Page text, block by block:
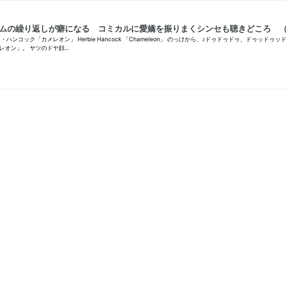
繰り返しが癖になる コミカルに愛嬌を振りまくシンセも聴きどころ （
ハンコック「カメレオン」 Herbie Hancock 「Chameleon」 のっけから、♪ドゥドゥドゥ、ドゥッドゥッ
オン」。 ヤツのドヤ顔…